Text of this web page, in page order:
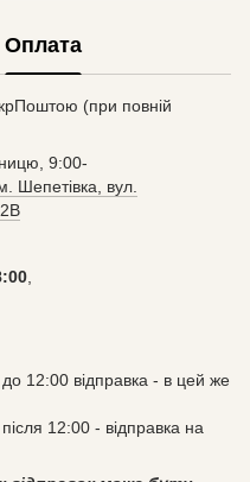
Оплата
(при повній
9:00-
Шепетівка, вул.
12:00 відправка - в цей же
12:00 - відправка на